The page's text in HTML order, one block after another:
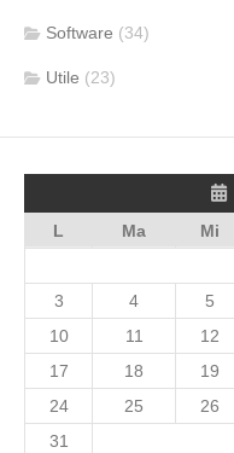
Software (34)
Utile (23)
L
Ma Mi
3
4 5
10
11 12
17
18 19
24
25 26
31